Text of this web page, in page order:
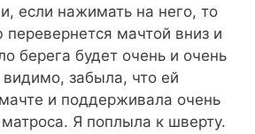
если нажимать на него, то
перевернется мачтой вниз и
берега будет очень и очень
забыла, что ей
и поддерживала очень
Я поплыла к шверту.